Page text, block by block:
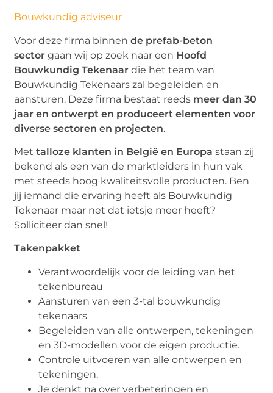
Bouwkundig adviseur
Voor deze firma binnende prefab-beton
sector gaan wij op zoek naar een Hoofd
Bouwkundig Tekenaar die het team van
Bouwkundig Tekenaars zal begeleiden en
aansturen. Deze firma bestaat reeds meer dan 30
jaar en ontwerpt en produceert elementen voor
diverse sectoren en projecten.
Mettalloze klanten in België en Europa staan zij
bekend als een van de marktleiders in hun vak
met steeds hoog kwaliteitsvolle producten. Ben
jij iemand die ervaring heeft als Bouwkundig
Tekenaar maar net dat ietsje meer heeft?
Solliciteer dan snel!
Takenpakket
Verantwoordelijk voor de leiding van het
tekenbureau
Aansturen van een 3-tal bouwkundig
tekenaars
Begeleiden van alle ontwerpen, tekeningen
en 3D-modellen voor de eigen productie.
Controle uitvoeren van alle ontwerpen en
tekeningen.
Je denkt na over verbeteringen en